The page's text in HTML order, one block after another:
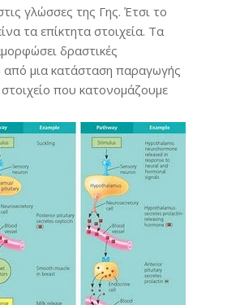
γλώσσες της Γης. Έτσι το
τα επίκτητα στοιχεία. Τα
δραστικές
από μια κατάσταση παραγωγής
που κατονομάζουμε